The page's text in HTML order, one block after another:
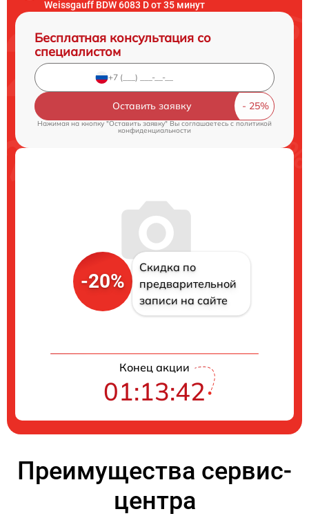
Weissgauff BDW 6083 D от 35 минут
Бесплатная консультация со
специалистом
Оставить заявку
Нажимая на кнопку "Оставить заявку" Вы соглашаетесь cполитикой
конфиденциальности
-20%
Скидка по
предварительной
записи на сайте
Конец акции
01:13:41
Преимущества сервис-
центра